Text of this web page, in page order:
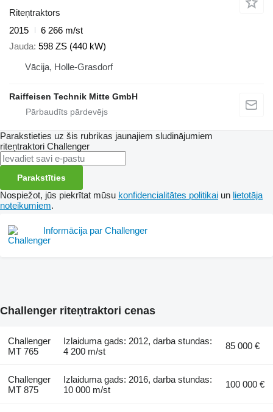
Riteņtraktors
2015
6 266 m/st
Jauda 598 ZS (440 kW)
Vācija, Holle-Grasdorf
Raiffeisen Technik Mitte GmbH
Parakstieties uz šis rubrikas jaunajiem sludinājumiem
riteņtraktori Challenger
Parakstīties
Nospiežot, jūs piekrītat mūsu konfidencialitātes politikai un lietotāja
noteikumiem.
Informācija par Challenger
Challenger riteņtraktori cenas
Challenger
MT 765
Izlaiduma gads: 2012, darba stundas:
4 200 m/st
85 000 €
Challenger
MT 875
Izlaiduma gads: 2016, darba stundas:
10 000 m/st
100 000 €